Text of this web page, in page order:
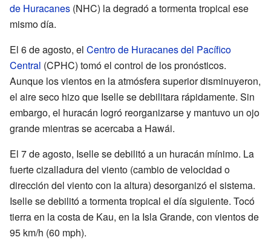
de Huracanes (NHC) la degradó a tormenta tropical ese
mismo día.
El 6 de agosto, el Centro de Huracanes del Pacífico
Central (CPHC) tomó el control de los pronósticos.
Aunque los vientos en la atmósfera superior disminuyeron,
el aire seco hizo que Iselle se debilitara rápidamente. Sin
embargo, el huracán logró reorganizarse y mantuvo un ojo
grande mientras se acercaba a Hawái.
El 7 de agosto, Iselle se debilitó a un huracán mínimo. La
fuerte cizalladura del viento (cambio de velocidad o
dirección del viento con la altura) desorganizó el sistema.
Iselle se debilitó a tormenta tropical el día siguiente. Tocó
tierra en la costa de Kau, en la Isla Grande, con vientos de
95 km/h (60 mph).